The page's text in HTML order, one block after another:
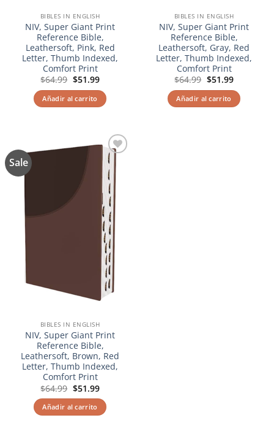
BIBLES IN ENGLISH
NIV, Super Giant Print
Reference Bible,
Leathersoft, Pink, Red
Letter, Thumb Indexed,
Comfort Print
$64.99 El
original
era:
$64.99.
$51.99El
actual
es:
$51.99.
Añadir al carrito
BIBLES IN ENGLISH
NIV, Super Giant Print
Reference Bible,
Leathersoft, Gray, Red
Letter, Thumb Indexed,
Comfort Print
$64.99 El
original
era:
$64.99.
$51.99El
actual
es:
$51.99.
Añadir al carrito
Sale
Añadir
a la
lista de
deseos
BIBLES IN ENGLISH
NIV, Super Giant Print
Reference Bible,
Leathersoft, Brown, Red
Letter, Thumb Indexed,
Comfort Print
$64.99 El
precio
original
era:
$64.99.
$51.99El
actual
es:
$51.99.
Añadir al carrito